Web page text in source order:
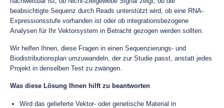
beabsichtigte Sequenz durch Reads unterstützt wird, ob eine RNA-
Expressionsstufe vorhanden ist oder ob integrationsbezogene
Analysen für Ihr Vektorsystem in Betracht gezogen werden sollten.
Wir helfen Ihnen, diese Fragen in einen Sequenzierungs- und
Biodistributionsplan umzuwandeln, der zur Studie passt, anstatt jedes
Projekt in denselben Test zu zwängen.
Was diese Lösung Ihnen hilft zu beantworten
Wird das gelieferte Vektor- oder genetische Material in